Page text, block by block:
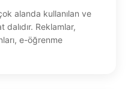
alanda kullanılan ve
Reklamlar,
e-öğrenme